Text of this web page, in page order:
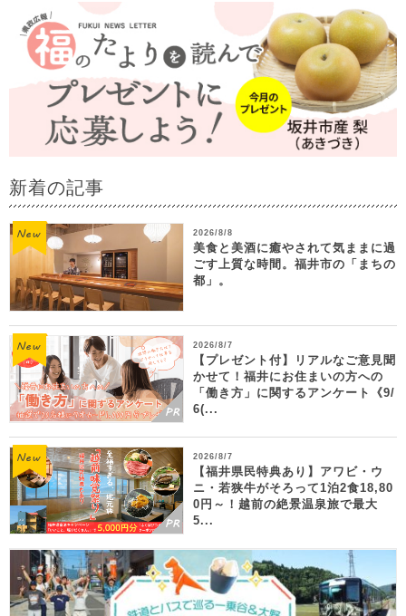
新着の記事
2026/8/8
美食と美酒に癒やされて気ままに過
ごす上質な時間。福井市の「まちの
都」。
2026/8/7
【プレゼント付】リアルなご意見聞
かせて！福井にお住まいの方への
「働き方」に関するアンケート《9/
6(...
2026/8/7
【福井県民特典あり】アワビ・ウ
ニ・若狭牛がそろって1泊2食18,80
0円～！越前の絶景温泉旅で最大
5...